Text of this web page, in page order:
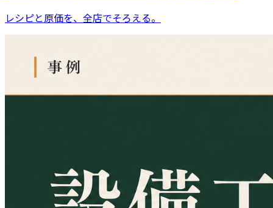
レシピと原価を、全店でそろえる。